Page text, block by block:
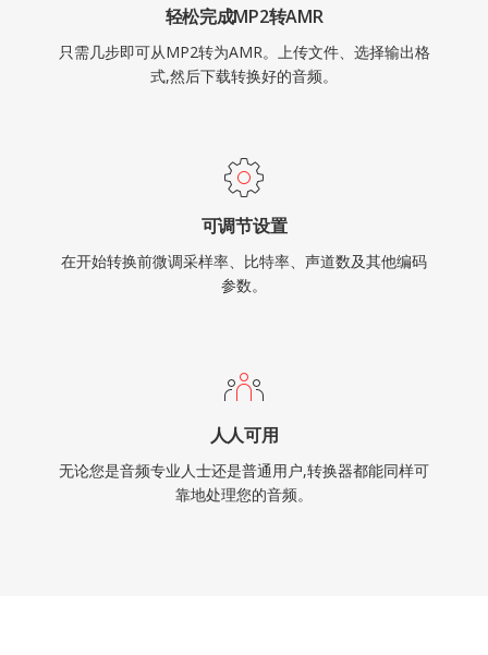
轻松完成MP2转AMR
只需几步即可从MP2转为AMR。上传文件、选择输出格
式,然后下载转换好的音频。
可调节设置
在开始转换前微调采样率、比特率、声道数及其他编码
参数。
人人可用
无论您是音频专业人士还是普通用户,转换器都能同样可
靠地处理您的音频。